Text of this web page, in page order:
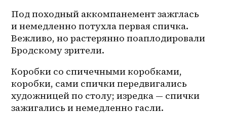
Под походный аккомпанемент зажглась
и немедленно потухла первая спичка.
Вежливо, но растерянно поаплодировали
Бродскому зрители.
Коробки со спичечными коробками,
коробки, сами спички передвигались
художницей по столу; изредка — спички
зажигались и немедленно гасли.